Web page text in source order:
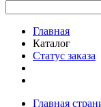
Главная
Каталог
Статус заказа
Главная